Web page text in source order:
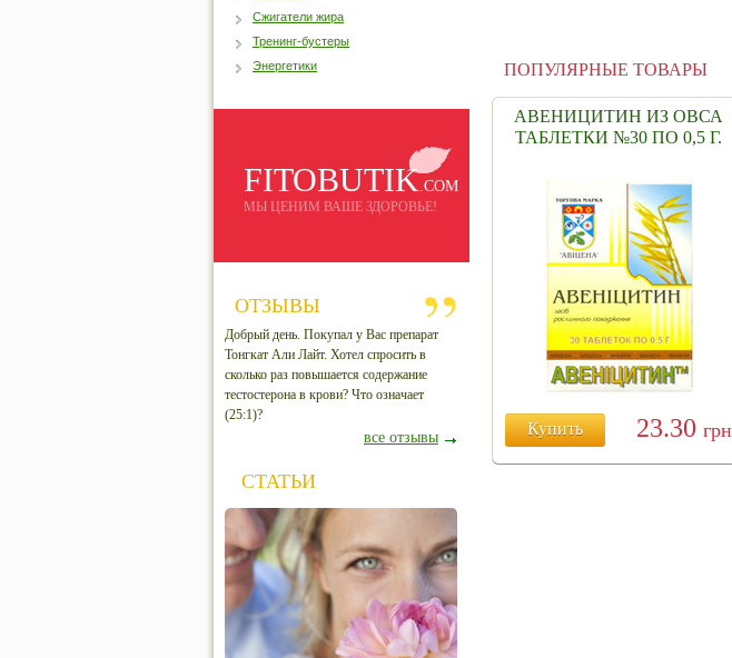
ПОПУЛЯРНЫЕ ТОВАРЫ
АВЕНИЦИТИН ИЗ ОВСА
ТАБЛЕТКИ №30 ПО 0,5 Г.
Купить 23.30 грн
Сжигатели жира
Тренинг-бустеры
Энергетики
FITOBUTIK.COM
МЫ ЦЕНИМ ВАШЕ ЗДОРОВЬЕ!
ОТЗЫВЫ
Добрый день. Покупал у Вас препарат
Тонгкат Али Лайт. Хотел спросить в
сколько раз повышается содержание
тестостерона в крови? Что означает
(25:1)?
все отзывы
СТАТЬИ